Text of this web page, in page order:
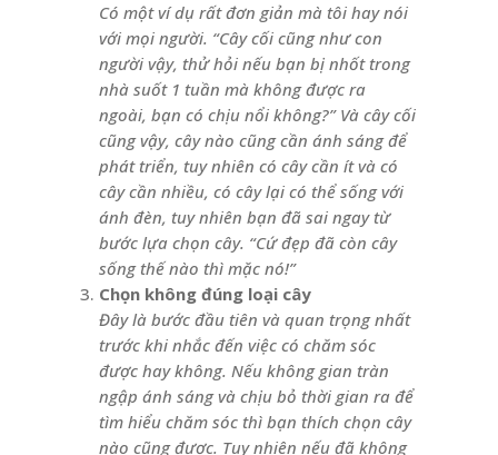
Có một ví dụ rất đơn giản mà tôi hay nói
với mọi người. “Cây cối cũng như con
người vậy, thử hỏi nếu bạn bị nhốt trong
nhà suốt 1 tuần mà không được ra
ngoài, bạn có chịu nổi không?” Và cây cối
cũng vậy, cây nào cũng cần ánh sáng để
phát triển, tuy nhiên có cây cần ít và có
cây cần nhiều, có cây lại có thể sống với
ánh đèn, tuy nhiên bạn đã sai ngay từ
bước lựa chọn cây. “Cứ đẹp đã còn cây
sống thế nào thì mặc nó!”
Chọn không đúng loại cây
Đây là bước đầu tiên và quan trọng nhất
trước khi nhắc đến việc có chăm sóc
được hay không. Nếu không gian tràn
ngập ánh sáng và chịu bỏ thời gian ra để
tìm hiểu chăm sóc thì bạn thích chọn cây
nào cũng được. Tuy nhiên nếu đã không